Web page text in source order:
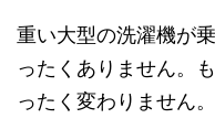
重い大型の洗濯機が
ったくありません。
ったく変わりません。